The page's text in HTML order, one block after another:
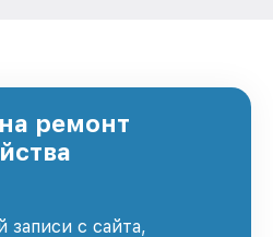
ремонт
записи с сайта,